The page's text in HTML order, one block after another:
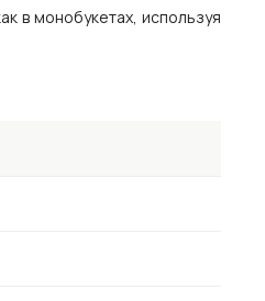
в монобукетах, используя